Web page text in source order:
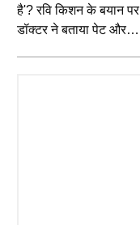
कृष्ण जन्मभूमि मंदिर निर्माण की
तेज, भरतपुर से पहुंचे गुलाबी पत्थर; 9
है'? रवि किशन के बयान पर
डॉक्टर ने बताया पेट और